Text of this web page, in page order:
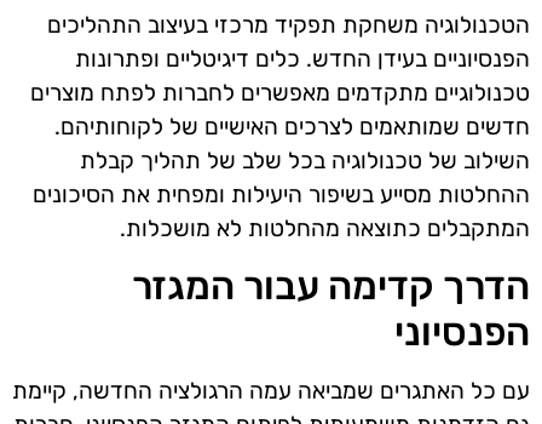
הטכנולוגיה משחקת תפקיד מרכזי בעיצוב התהליכים
הפנסיוניים בעידן החדש. כלים דיגיטליים ופתרונות
טכנולוגיים מתקדמים מאפשרים לחברות לפתח מוצרים
חדשים שמותאמים לצרכים האישיים של לקוחותיהם.
השילוב של טכנולוגיה בכל שלב של תהליך קבלת
ההחלטות מסייע בשיפור היעילות ומפחית את הסיכונים
המתקבלים כתוצאה מהחלטות לא מושכלות.
הדרך קדימה עבור המגזר
הפנסיוני
עם כל האתגרים שמביאה עמה הרגולציה החדשה, קיימת